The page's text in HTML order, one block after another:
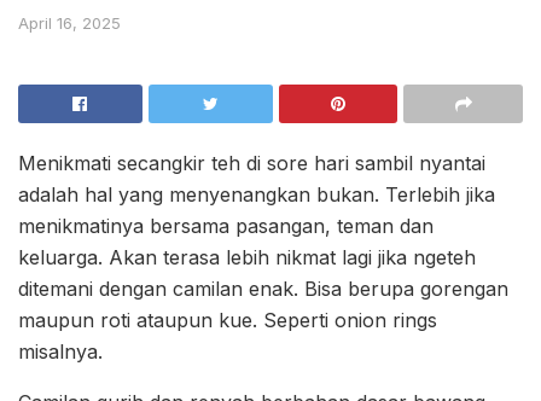
April 16, 2025
Menikmati secangkir teh di sore hari sambil nyantai
adalah hal yang menyenangkan bukan. Terlebih jika
menikmatinya bersama pasangan, teman dan
keluarga. Akan terasa lebih nikmat lagi jika ngeteh
ditemani dengan camilan enak. Bisa berupa gorengan
maupun roti ataupun kue. Seperti onion rings
misalnya.